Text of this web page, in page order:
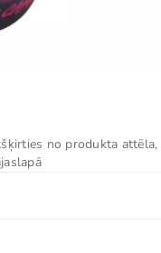
regulētājs (E330),
no produkta attēla,